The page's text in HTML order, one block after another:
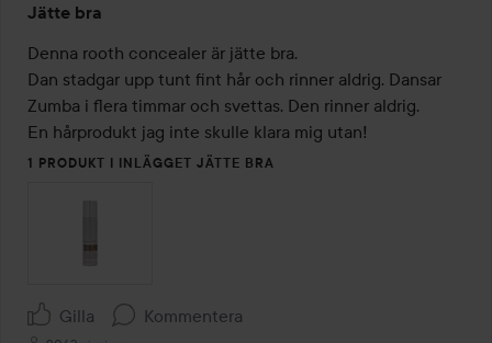
5
av
5
Jätte bra
Denna rooth concealer är jätte bra.
Dan stadgar upp tunt fint hår och rinner aldrig. Dansar
Zumba i flera timmar och svettas. Den rinner aldrig.
En hårprodukt jag inte skulle klara mig utan!
1 PRODUKT I INLÄGGET JÄTTE BRA
Gilla Kommentera